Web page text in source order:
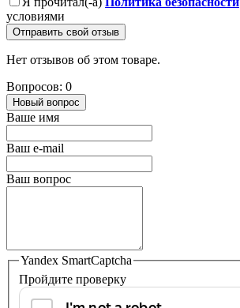
условиями
Отправить свой отзыв
Нет отзывов об этом товаре.
Вопросов: 0
Новый вопрос
Ваше имя
Ваш e-mail
Ваш вопрос
Yandex SmartCaptcha
Пройдите проверку